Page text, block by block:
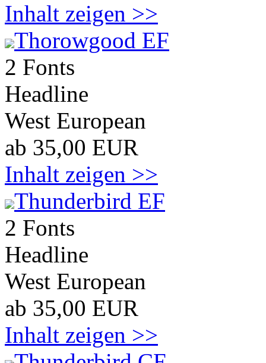
Inhalt zeigen >>
Thorowgood EF
2 Fonts
Headline
West European
ab 35,00 EUR
Inhalt zeigen >>
Thunderbird EF
2 Fonts
Headline
West European
ab 35,00 EUR
Inhalt zeigen >>